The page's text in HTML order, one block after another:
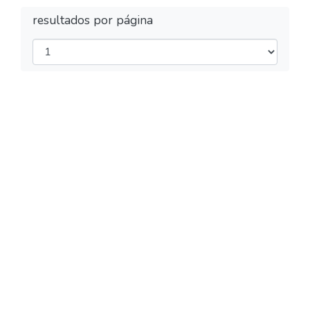
resultados por página